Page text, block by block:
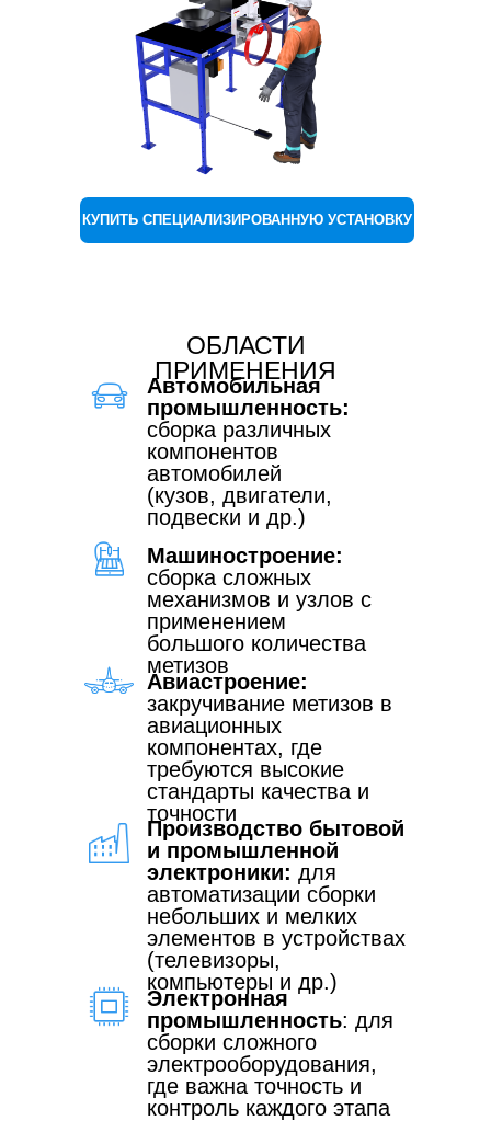
КУПИТЬ СПЕЦИАЛИЗИРОВАННУЮ УСТАНОВКУ
ОБЛАСТИ
ПРИМЕНЕНИЯ
Автомобильная
промышленность:
сборка различных
компонентов
автомобилей
(кузов, двигатели,
подвески и др.)
Машиностроение:
сборка сложных
механизмов и узлов с
применением
большого количества
метизов
Авиастроение:
закручивание метизов в
авиационных
компонентах, где
требуются высокие
стандарты качества и
точности
Производство бытовой
и промышленной
электроники: для
автоматизации сборки
небольших и мелких
элементов в устройствах
(телевизоры,
компьютеры и др.)
Электронная
промышленность: для
сборки сложного
электрооборудования,
где важна точность и
контроль каждого этапа